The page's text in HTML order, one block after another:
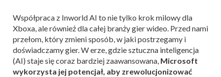
Współpraca z Inworld AI to nie tylko krok milowy dla
Xboxa, ale również dla całej branży gier wideo. Przed nami
przełom, który zmieni sposób, w jaki postrzegamy i
doświadczamy gier. W erze, gdzie sztuczna inteligencja
(AI) staje się coraz bardziej zaawansowana, Microsoft
wykorzysta jej potencjał, aby zrewolucjonizować